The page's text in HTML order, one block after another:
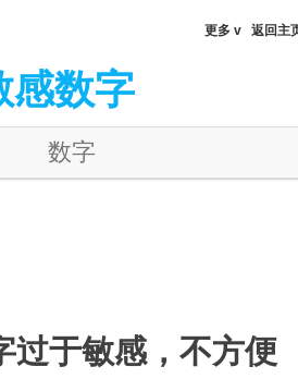
感数字
过于敏感，不方便
返回
更多 v